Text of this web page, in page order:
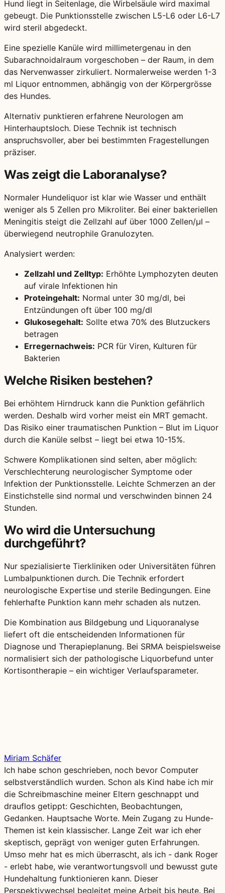
Hund liegt in Seitenlage, die Wirbelsäule wird maximal
gebeugt. Die Punktionsstelle zwischen L5-L6 oder L6-L7
wird steril abgedeckt.
Eine spezielle Kanüle wird millimetergenau in den
Subarachnoidalraum vorgeschoben – der Raum, in dem
das Nervenwasser zirkuliert. Normalerweise werden 1-3
ml Liquor entnommen, abhängig von der Körpergrösse
des Hundes.
Alternativ punktieren erfahrene Neurologen am
Hinterhauptsloch. Diese Technik ist technisch
anspruchsvoller, aber bei bestimmten Fragestellungen
präziser.
Was zeigt die Laboranalyse?
Normaler Hundeliquor ist klar wie Wasser und enthält
weniger als 5 Zellen pro Mikroliter. Bei einer bakteriellen
Meningitis steigt die Zellzahl auf über 1000 Zellen/μl –
überwiegend neutrophile Granulozyten.
Analysiert werden:
Zellzahl und Zelltyp: Erhöhte Lymphozyten deuten
auf virale Infektionen hin
Proteingehalt: Normal unter 30 mg/dl, bei
Entzündungen oft über 100 mg/dl
Glukosegehalt: Sollte etwa 70% des Blutzuckers
betragen
Erregernachweis: PCR für Viren, Kulturen für
Bakterien
Welche Risiken bestehen?
Bei erhöhtem Hirndruck kann die Punktion gefährlich
werden. Deshalb wird vorher meist ein MRT gemacht.
Das Risiko einer traumatischen Punktion – Blut im Liquor
durch die Kanüle selbst – liegt bei etwa 10-15%.
Schwere Komplikationen sind selten, aber möglich:
Verschlechterung neurologischer Symptome oder
Infektion der Punktionsstelle. Leichte Schmerzen an der
Einstichstelle sind normal und verschwinden binnen 24
Stunden.
Wo wird die Untersuchung
durchgeführt?
Nur spezialisierte Tierkliniken oder Universitäten führen
Lumbalpunktionen durch. Die Technik erfordert
neurologische Expertise und sterile Bedingungen. Eine
fehlerhafte Punktion kann mehr schaden als nutzen.
Die Kombination aus Bildgebung und Liquoranalyse
liefert oft die entscheidenden Informationen für
Diagnose und Therapieplanung. Bei SRMA beispielsweise
normalisiert sich der pathologische Liquorbefund unter
Kortisontherapie – ein wichtiger Verlaufsparameter.
Miriam Schäfer
Ich habe schon geschrieben, noch bevor Computer
selbstverständlich wurden. Schon als Kind habe ich mir
die Schreibmaschine meiner Eltern geschnappt und
drauflos getippt: Geschichten, Beobachtungen,
Gedanken. Hauptsache Worte. Mein Zugang zu Hunde-
Themen ist kein klassischer. Lange Zeit war ich eher
skeptisch, geprägt von weniger guten Erfahrungen.
Umso mehr hat es mich überrascht, als ich - dank Roger
- erlebt habe, wie verantwortungsvoll und bewusst gute
Hundehaltung funktionieren kann. Dieser
Perspektivwechsel begleitet meine Arbeit bis heute. Bei